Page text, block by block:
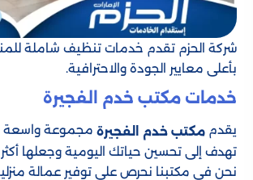
شركة الحزم تقدم خدمات تنظيف شاملة
بأعلى معايير الجودة والاحترافية.
خدمات مكتب خدم الفجيرة
يقدم مكتب خدم الفجيرة مجموعة واسعة
تهدف إلى تحسين حياتك اليومية وجعلها
نحن في مكتبنا نحرص على توفير عمالة